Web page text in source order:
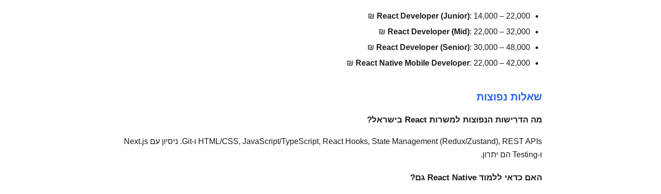
React Developer (Junior): 14,000 – 22,000 ₪
React Developer (Mid): 22,000 – 32,000 ₪
React Developer (Senior): 30,000 – 48,000 ₪
React Native Mobile Developer: 22,000 – 42,000 ₪
שאלות נפוצות
מה הדרישות הנפוצות למשרות React בישראל?
HTML/CSS, JavaScript/TypeScript, React Hooks, State Management (Redux/Zustand), REST APIs ו-Git. ניסיון עם Next.js
ו-Testing הם יתרון.
האם כדאי ללמוד React Native גם?